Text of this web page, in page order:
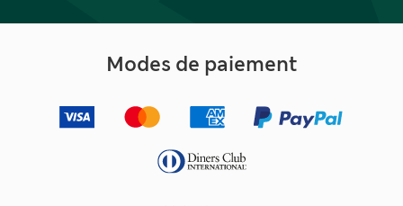
Modes de paiement